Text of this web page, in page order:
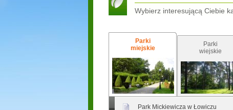
Wybierz interesującą Ciebie
Parki
miejskie
Parki
wiejskie
Park Mickiewicza w Łowiczu